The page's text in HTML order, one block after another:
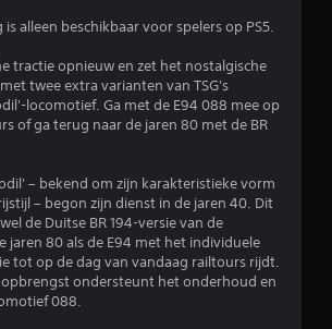
i
n
g
e
n
alleen beschikbaar voor spelers op PS5.
tractie opnieuw en zet het nostalgische
twee extra varianten van TSG's
locomotief. Ga met de E94 088 mee op
of ga terug naar de jaren 80 met de BR
– bekend om zijn karakteristieke vorm
– begon zijn dienst in de jaren 40. Dit
de Duitse BR 194-versie van de
jaren 80 als de E94 met het individuele
tot op de dag van vandaag railtours rijdt.
opbrengst ondersteunt het onderhoud en
088.